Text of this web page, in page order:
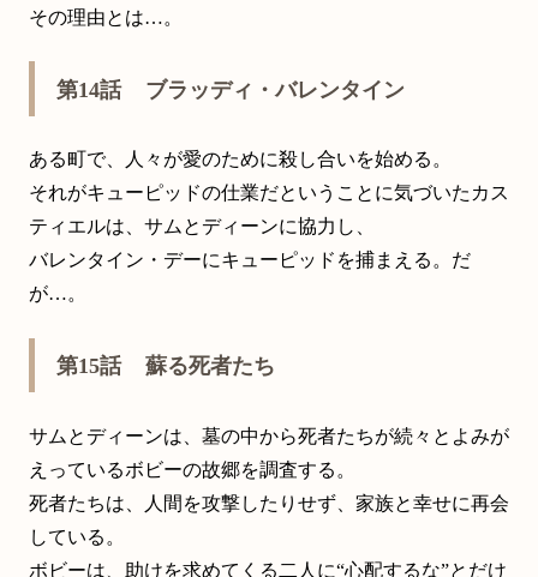
その理由とは…。
第14話 ブラッディ・バレンタイン
ある町で、人々が愛のために殺し合いを始める。
それがキューピッドの仕業だということに気づいたカス
ティエルは、サムとディーンに協力し、
バレンタイン・デーにキューピッドを捕まえる。だ
が…。
第15話 蘇る死者たち
サムとディーンは、墓の中から死者たちが続々とよみが
えっているボビーの故郷を調査する。
死者たちは、人間を攻撃したりせず、家族と幸せに再会
している。
ボビーは、助けを求めてくる二人に“心配するな”とだけ